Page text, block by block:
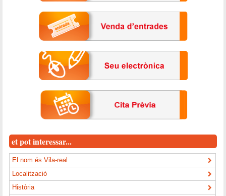
et pot interessar...
El nom és Vila-real
Localització
Història